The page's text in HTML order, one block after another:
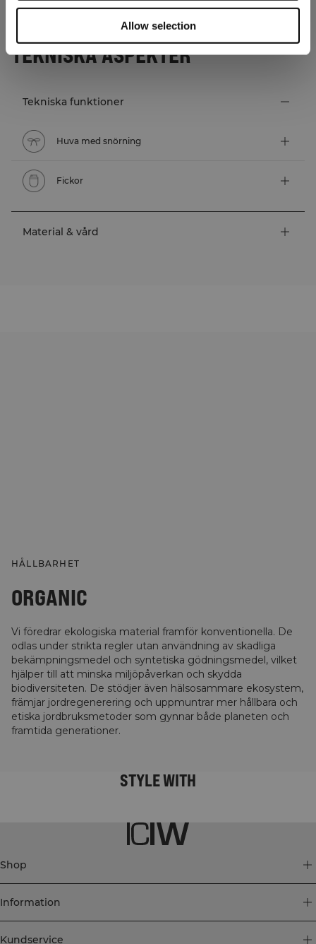
Allow selection
TEKNISKA ASPEKTER
Tekniska funktioner
Huva med snörning
Fickor
Material & vård
HÅLLBARHET
ORGANIC
Vi föredrar ekologiska material framför konventionella. De
odlas under strikta regler utan användning av skadliga
bekämpningsmedel och syntetiska gödningsmedel, vilket
hjälper till att minska miljöpåverkan och skydda
biodiversiteten. De stödjer även hälsosammare ekosystem,
främjar jordregenerering och uppmuntrar mer hållbara och
etiska jordbruksmetoder som gynnar både planeten och
framtida generationer.
STYLE WITH
Shop
Information
Kundservice